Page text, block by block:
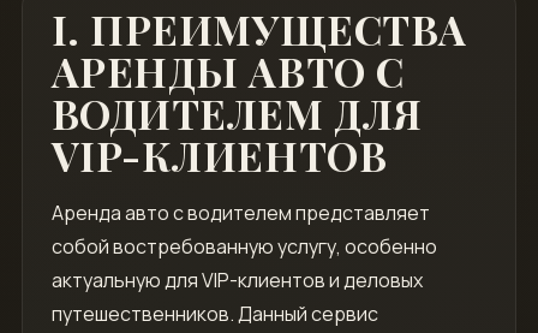
I. ПРЕИМУЩЕСТВА
АРЕНДЫ АВТО С
ВОДИТЕЛЕМ ДЛЯ
VIP-КЛИЕНТОВ
Аренда авто с водителем представляет
собой востребованную услугу, особенно
актуальную для VIP-клиентов и деловых
путешественников. Данный сервис